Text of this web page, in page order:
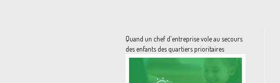
Quand un chef d'entreprise vole au secours
des enfants des quartiers prioritaires